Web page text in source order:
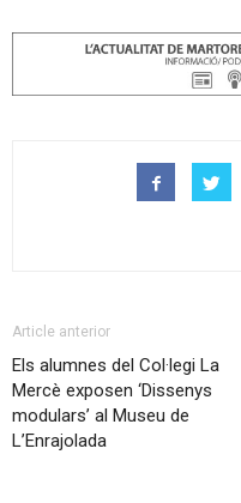
Article anterior
Els alumnes del Col·legi La
Mercè exposen ‘Dissenys
modulars’ al Museu de
L’Enrajolada